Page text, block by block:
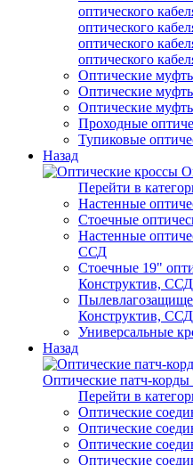
оптического
оптического
оптического
оптического
Оптические
Оптические
Оптические
Проходные
Тупиковые
Назад
Перейти в
Настенные
Стоечные
Настенные
ССД
Стоечные 19"
Конструктив, ССД
Конструктив, ССД
Универсальные
Назад
Оптические патч-
Перейти в
Оптические
Оптические
Оптические
Оптические